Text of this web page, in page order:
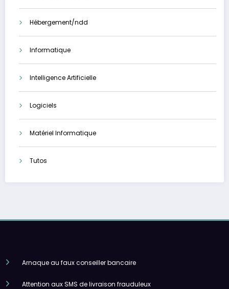
Hébergement/ndd
Informatique
Intelligence Artificielle
Logiciels
Matériel Informatique
Tutos
Arnaque au faux conseiller bancaire
Attention aux SMS de livraison frauduleux